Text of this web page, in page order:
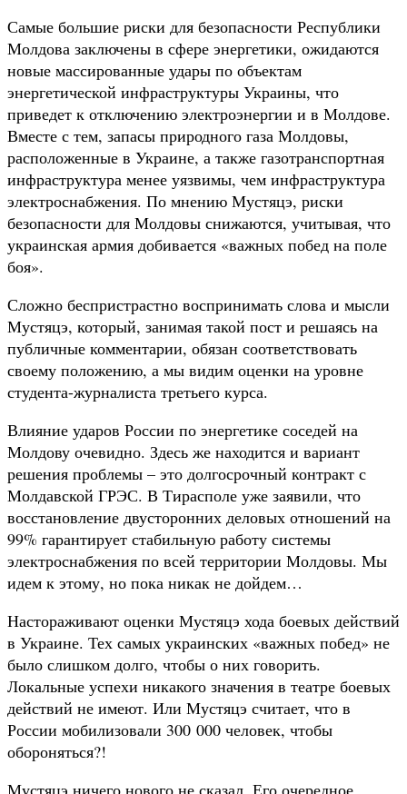
Самые большие риски для безопасности Республики
Молдова заключены в сфере энергетики, ожидаются
новые массированные удары по объектам
энергетической инфраструктуры Украины, что
приведет к отключению электроэнергии и в Молдове.
Вместе с тем, запасы природного газа Молдовы,
расположенные в Украине, а также газотранспортная
инфраструктура менее уязвимы, чем инфраструктура
электроснабжения. По мнению Мустяцэ, риски
безопасности для Молдовы снижаются, учитывая, что
украинская армия добивается «важных побед на поле
боя».
Сложно беспристрастно воспринимать слова и мысли
Мустяцэ, который, занимая такой пост и решаясь на
публичные комментарии, обязан соответствовать
своему положению, а мы видим оценки на уровне
студента-журналиста третьего курса.
Влияние ударов России по энергетике соседей на
Молдову очевидно. Здесь же находится и вариант
решения проблемы – это долгосрочный контракт с
Молдавской ГРЭС. В Тирасполе уже заявили, что
восстановление двусторонних деловых отношений на
99% гарантирует стабильную работу системы
электроснабжения по всей территории Молдовы. Мы
идем к этому, но пока никак не дойдем…
Настораживают оценки Мустяцэ хода боевых действий
в Украине. Тех самых украинских «важных побед» не
было слишком долго, чтобы о них говорить.
Локальные успехи никакого значения в театре боевых
действий не имеют. Или Мустяцэ считает, что в
России мобилизовали 300 000 человек, чтобы
обороняться?!
Мустяцэ ничего нового не сказал. Его очередное